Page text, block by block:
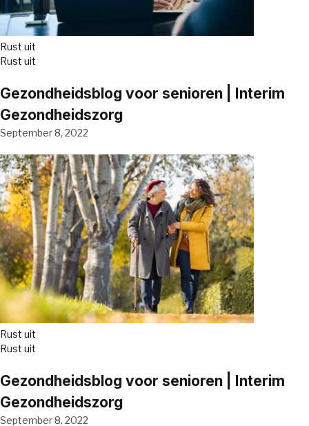
Rust uit
Rust uit
Gezondheidsblog voor senioren | Interim
Gezondheidszorg
September 8, 2022
Rust uit
Rust uit
Gezondheidsblog voor senioren | Interim
Gezondheidszorg
September 8, 2022